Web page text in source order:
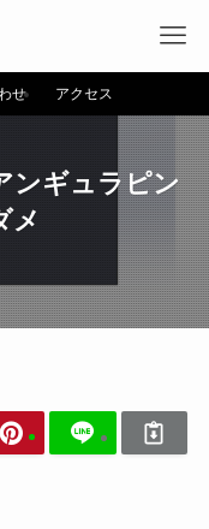
せ アクセス
ンギュラピン
メ